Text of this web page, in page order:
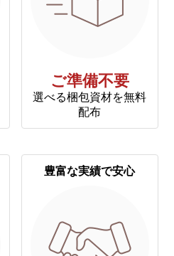
ご準備不要
選べる梱包資材を無料
配布
豊富な実績で安心